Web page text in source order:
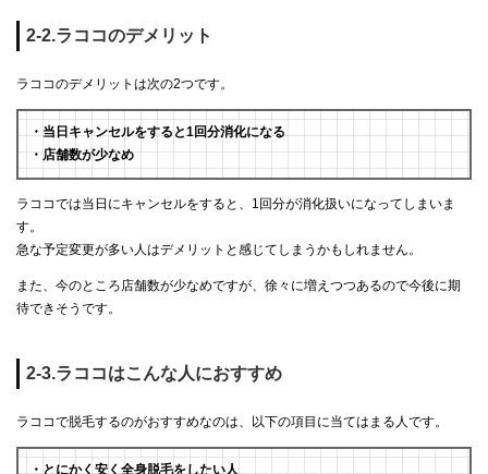
2-2.ラココのデメリット
ラココのデメリットは次の2つです。
・当日キャンセルをすると1回分消化になる
・店舗数が少なめ
ラココでは当日にキャンセルをすると、1回分が消化扱いになってしまいま
す。
急な予定変更が多い人はデメリットと感じてしまうかもしれません。
また、今のところ店舗数が少なめですが、徐々に増えつつあるので今後に期
待できそうです。
2-3.ラココはこんな人におすすめ
ラココで脱毛するのがおすすめなのは、以下の項目に当てはまる人です。
・とにかく安く全身脱毛をしたい人